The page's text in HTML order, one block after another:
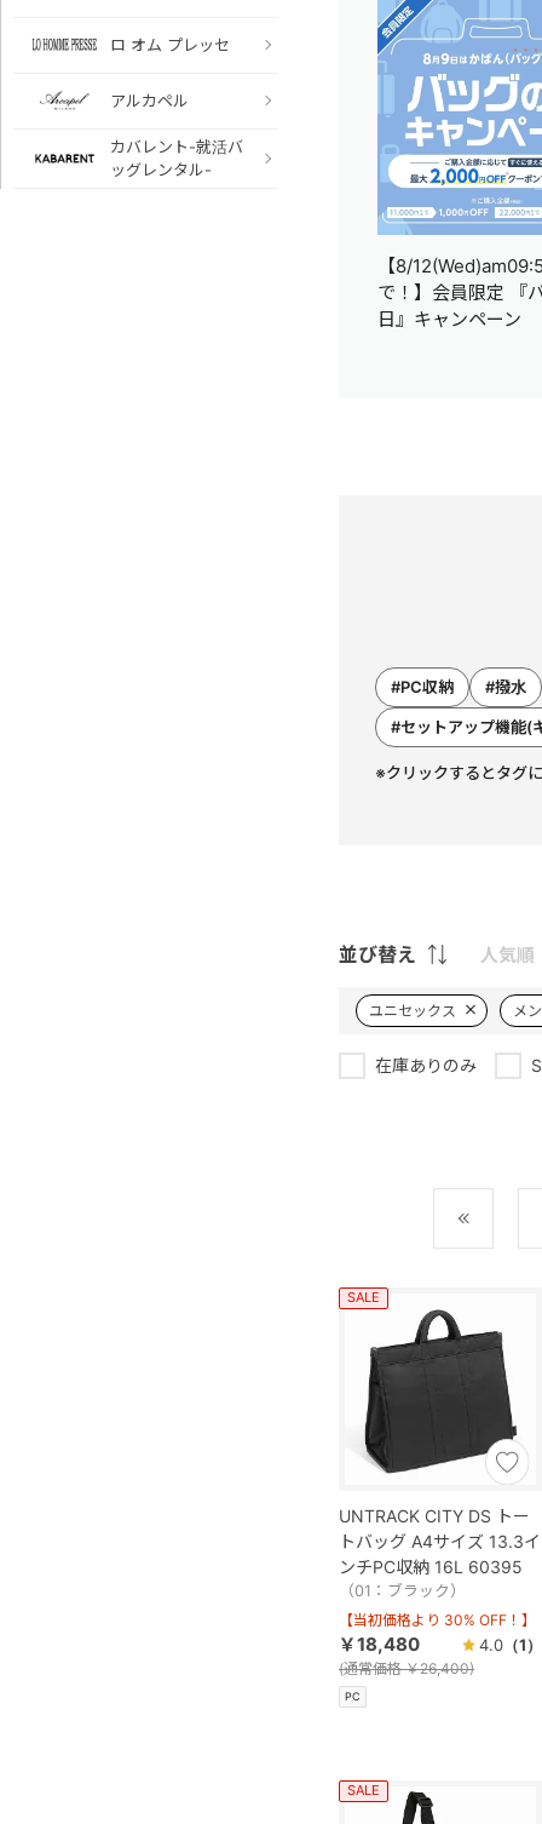
ロ オム プレッセ
アルカペル
カバレント-就活バ
ッグレンタル-
【8/
で！】会員限定 『
日』キャンペーン
#PC収納 #撥水
#セットアップ機能(
※クリックするとタグ
並び替え 人気順
ユニセックス メ
在庫ありのみ
UNTRACK CITY DS トー
トバッグ A4サイズ 13.3イ
ンチPC収納 16L 60395
（01：ブラック）
SALE
PC
【当初価格より 30% OFF！】
￥18,480
(通常価格￥26,400)
4.0 （1）
SALE